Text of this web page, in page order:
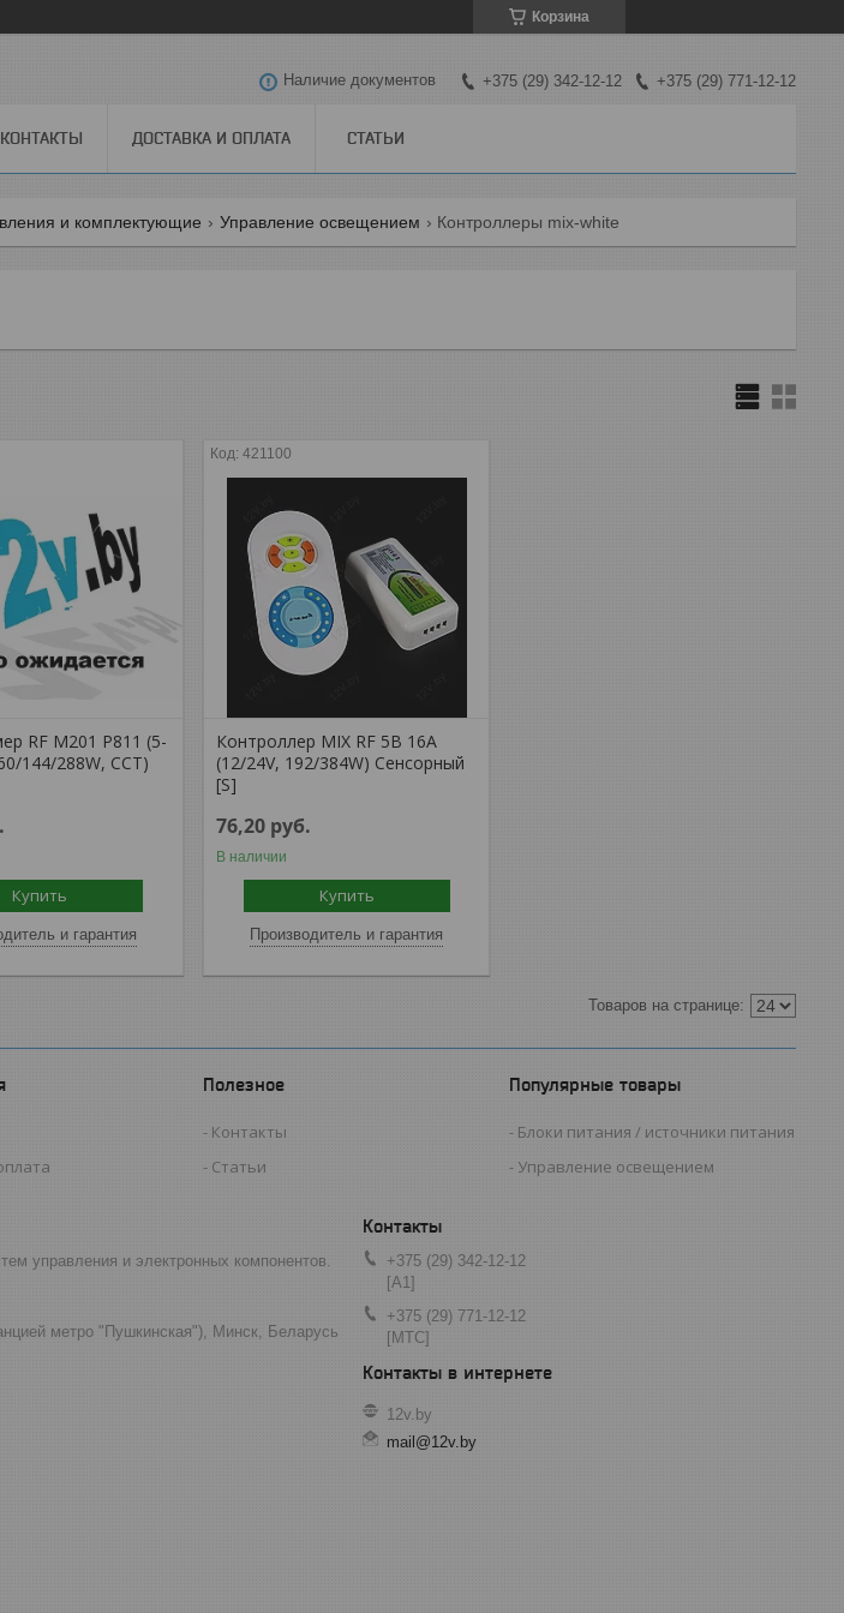
Корзина
Наличие документов +375 (29) 342-12-12 +375 (29) 771-12-12
КОНТАКТЫ ДОСТАВКА И ОПЛАТА СТАТЬИ
и комплектующие Управление освещением Контроллеры mix-white
RF M201 P811 (5-
144/288W, CCT)
Купить
и гарантия
421100
Контроллер MIX RF 5B 16A
(12/24V, 192/384W) Сенсорный
[S]
76,20 руб.
В наличии
Купить
Производитель и гарантия
Полезное
Контакты
Статьи
Популярные товары
Блоки питания / источники питания
Управление освещением
управления и электронных компонентов.
метро "Пушкинская"), Минск, Беларусь
+375 (29) 342-12-12
[A1]
+375 (29) 771-12-12
[МТС]
12v.by
mail@12v.by